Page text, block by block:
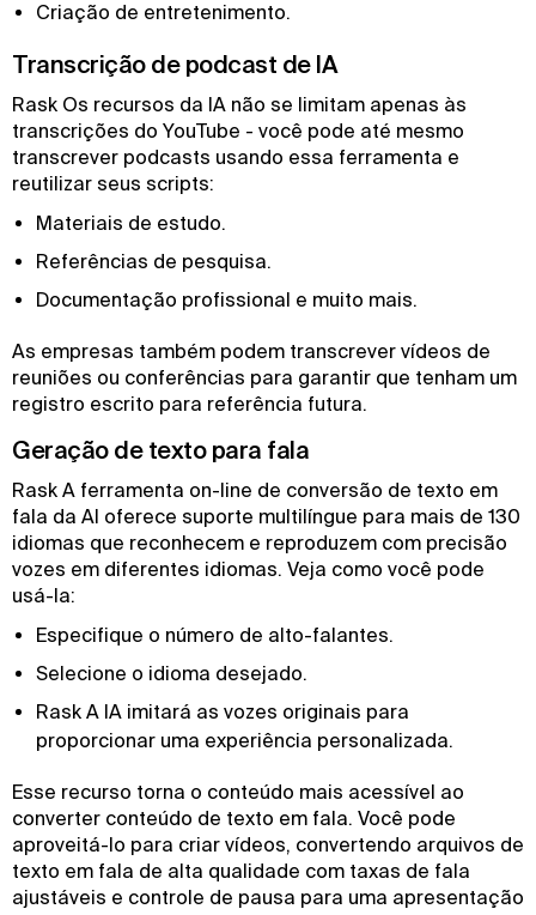
Criação de entretenimento.
Transcrição de podcast de IA
Rask Os recursos da IA não se limitam apenas às
transcrições do YouTube - você pode até mesmo
transcrever podcasts usando essa ferramenta e
reutilizar seus scripts:
Materiais de estudo.
Referências de pesquisa.
Documentação profissional e muito mais.
As empresas também podem transcrever vídeos de
reuniões ou conferências para garantir que tenham um
registro escrito para referência futura.
Geração de texto para fala
Rask A ferramenta on-line de conversão de texto em
fala da AI oferece suporte multilíngue para mais de 130
idiomas que reconhecem e reproduzem com precisão
vozes em diferentes idiomas. Veja como você pode
usá-la:
Especifique o número de alto-falantes.
Selecione o idioma desejado.
Rask A IA imitará as vozes originais para
proporcionar uma experiência personalizada.
Esse recurso torna o conteúdo mais acessível ao
converter conteúdo de texto em fala. Você pode
aproveitá-lo para criar vídeos, convertendo arquivos de
texto em fala de alta qualidade com taxas de fala
ajustáveis e controle de pausa para uma apresentação